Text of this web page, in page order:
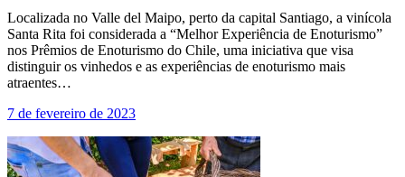
Localizada no Valle del Maipo, perto da capital Santiago, a vinícola
Santa Rita foi considerada a “Melhor Experiência de Enoturismo”
nos Prêmios de Enoturismo do Chile, uma iniciativa que visa
distinguir os vinhedos e as experiências de enoturismo mais
atraentes…
7 de fevereiro de 2023